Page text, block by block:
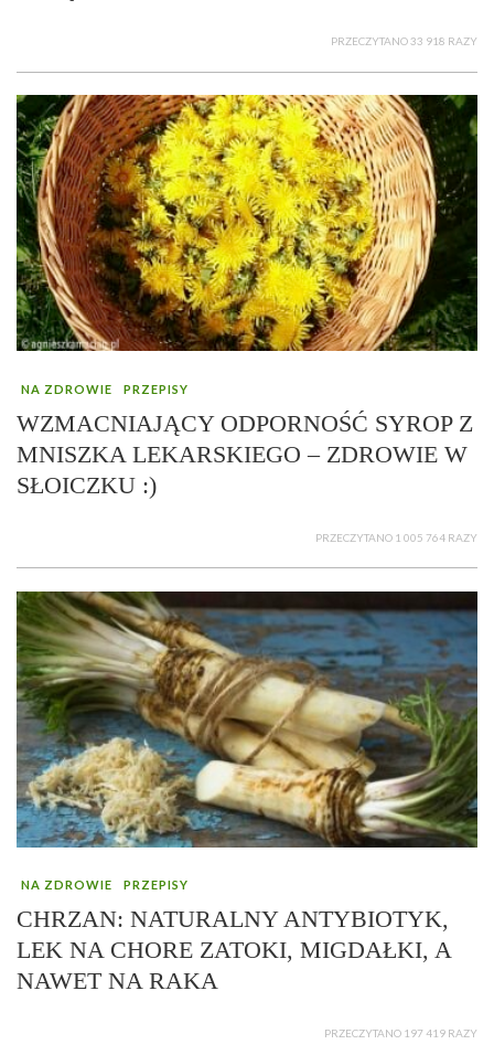
PRZECZYTANO 33 918 RAZY
NA ZDROWIE PRZEPISY
WZMACNIAJĄCY ODPORNOŚĆ SYROP Z
MNISZKA LEKARSKIEGO – ZDROWIE W
SŁOICZKU :)
PRZECZYTANO 1 005 764 RAZY
NA ZDROWIE PRZEPISY
CHRZAN: NATURALNY ANTYBIOTYK,
LEK NA CHORE ZATOKI, MIGDAŁKI, A
NAWET NA RAKA
PRZECZYTANO 197 419 RAZY